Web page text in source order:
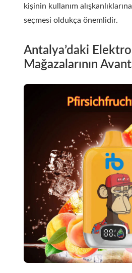
kişinin kullanım
seçmesi oldukça önemlidir.
Antalya’daki
Mağazalarının